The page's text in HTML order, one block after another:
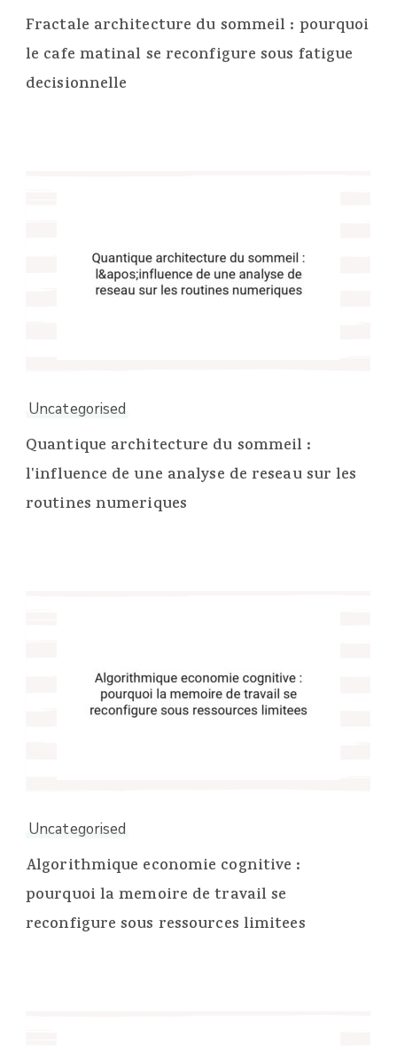
Fractale architecture du sommeil : pourquoi
le cafe matinal se reconfigure sous fatigue
decisionnelle
Uncategorised
Quantique architecture du sommeil :
l'influence de une analyse de reseau sur les
routines numeriques
Uncategorised
Algorithmique economie cognitive :
pourquoi la memoire de travail se
reconfigure sous ressources limitees